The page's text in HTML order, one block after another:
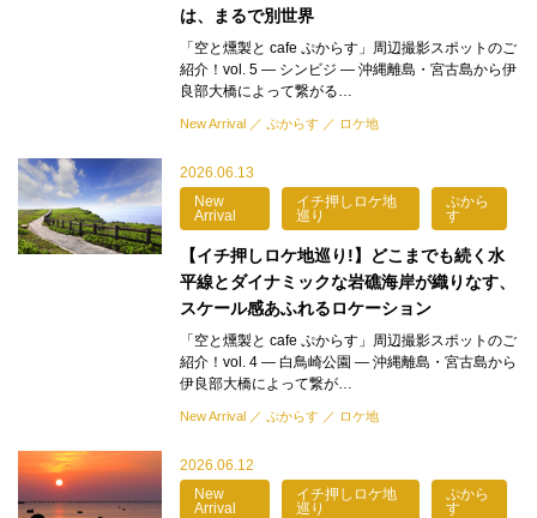
は、まるで別世界
「空と燻製と cafe ぷからす」周辺撮影スポットのご
紹介！vol. 5 — シンビジ — 沖縄離島・宮古島から伊
良部大橋によって繋がる…
New Arrival ぷからす ロケ地
2026.06.13
New
Arrival
イチ押しロケ地
巡り
ぷから
す
【イチ押しロケ地巡り!】どこまでも続く水
平線とダイナミックな岩礁海岸が織りなす、
スケール感あふれるロケーション
「空と燻製と cafe ぷからす」周辺撮影スポットのご
紹介！vol. 4 — 白鳥崎公園 — 沖縄離島・宮古島から
伊良部大橋によって繋が…
New Arrival ぷからす ロケ地
2026.06.12
New
Arrival
イチ押しロケ地
巡り
ぷから
す